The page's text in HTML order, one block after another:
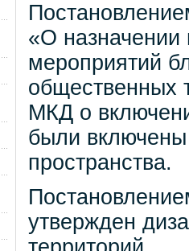
«О назначении
мероприятий
общественных
МКД о
были
пространства.
утвержден